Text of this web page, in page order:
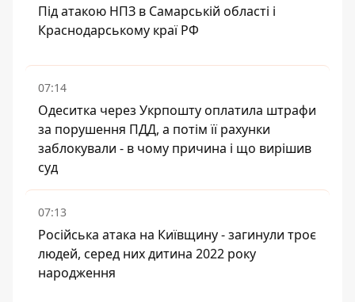
Під атакою НПЗ в Самарській області і
Краснодарському краї РФ
07:14
Одеситка через Укрпошту оплатила штрафи
за порушення ПДД, а потім її рахунки
заблокували - в чому причина і що вирішив
суд
07:13
Російська атака на Київщину - загинули троє
людей, серед них дитина 2022 року
народження